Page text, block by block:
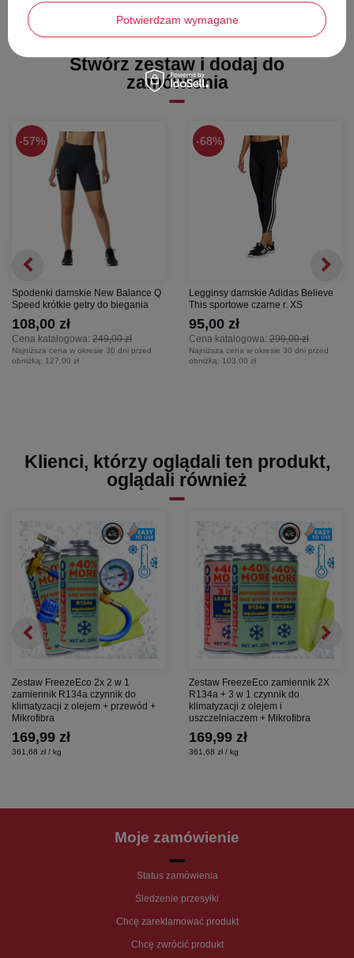
Stwórz zestaw i dodaj do
zamówienia
57%
Spodenki damskie New Balance Q
Speed krótkie getry do biegania
Cena katalogowa: 249,00 zł
108,00 zł
Najniższa cena w okresie 30 dni przed
obniżką: 127,00 zł
68%
Legginsy damskie Adidas Believe
This sportowe czarne r. XS
Cena katalogowa: 299,00 zł
95,00 zł
Najniższa cena w okresie 30 dni przed
obniżką: 103,00 zł
Klienci, którzy oglądali ten produkt,
oglądali również
Zestaw FreezeEco 2x 2 w 1
zamiennik R134a czynnik do
klimatyzacji z olejem + przewód +
Mikrofibra
169,99 zł
361,68 zł / kg
Zestaw FreezeEco zamiennik 2X
R134a + 3 w 1 czynnik do
klimatyzacji z olejem i
uszczelniaczem + Mikrofibra
169,99 zł
361,68 zł / kg
Moje zamówienie
Status zamówienia
Śledzenie przesyłki
Chcę zareklamować produkt
Chcę zwrócić produkt
Potwierdzam wymagane